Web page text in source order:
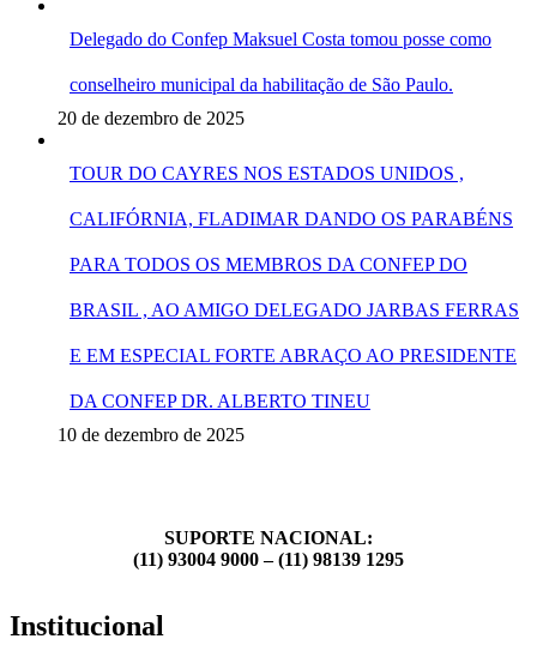
Delegado do Confep Maksuel Costa tomou posse como
conselheiro municipal da habilitação de São Paulo.
20 de dezembro de 2025
TOUR DO CAYRES NOS ESTADOS UNIDOS ,
CALIFÓRNIA, FLADIMAR DANDO OS PARABÉNS
PARA TODOS OS MEMBROS DA CONFEP DO
BRASIL , AO AMIGO DELEGADO JARBAS FERRAS
E EM ESPECIAL FORTE ABRAÇO AO PRESIDENTE
DA CONFEP DR. ALBERTO TINEU
10 de dezembro de 2025
SUPORTE NACIONAL:
(11) 93004 9000 – (11) 98139 1295
Institucional